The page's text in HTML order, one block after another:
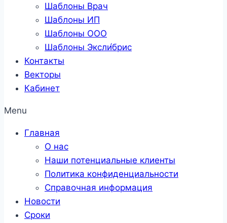
Шаблоны Врач
Шаблоны ИП
Шаблоны ООО
Шаблоны Эксли́брис
Контакты
Векторы
Кабинет
Menu
Главная
О нас
Наши потенциальные клиенты
Политика конфиденциальности
Справочная информация
Новости
Сроки